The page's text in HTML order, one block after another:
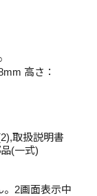
高さ：
取扱説明書
(一式)
。2画面表示中